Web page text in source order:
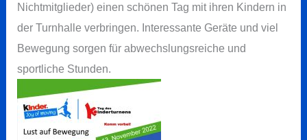
Nichtmitglieder) einen schönen Tag mit ihren Kindern in
der Turnhalle verbringen. Interessante Geräte und viel
Bewegung sorgen für abwechslungsreiche und
sportliche Stunden.